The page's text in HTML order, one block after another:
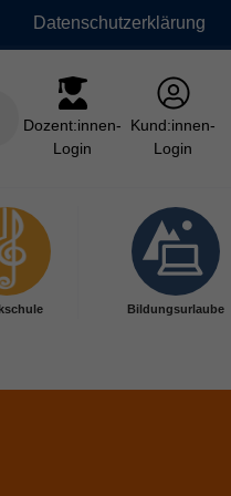
Datenschutzerklärung
Dozent:innen-
Login
Kund:innen-
Login
Bildungsurlaube